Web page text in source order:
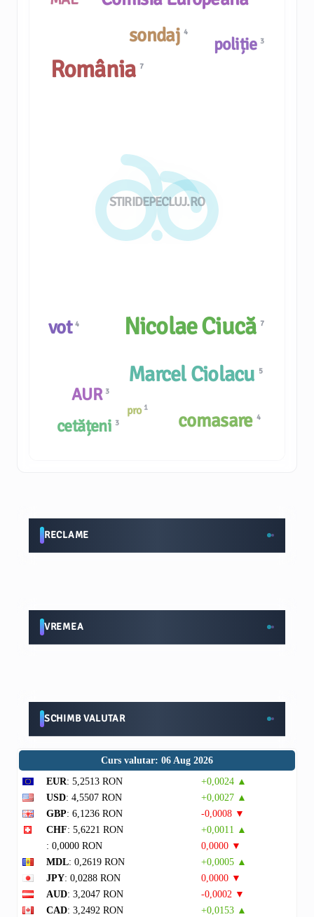
STIRIDEPECLUJ.RO
sondaj4
poliție 3
Nicolae Ciucă7
pro 1
România7
AUR 3
vot4
comasare 4
Marcel Ciolacu 5
cetățeni 3
RECLAME
VREMEA
SCHIMB VALUTAR
Curs valutar: 06 Aug 2026
EUR: 5,2513 RON
+0,0024 ▲
USD: 4,5507 RON
+0,0027 ▲
GBP: 6,1236 RON
-0,0008 ▼
CHF: 5,6221 RON
+0,0011 ▲
: 0,0000 RON
0,0000 ▼
MDL: 0,2619 RON
+0,0005 ▲
JPY: 0,0288 RON
0,0000 ▼
AUD: 3,2047 RON
-0,0002 ▼
CAD: 3,2492 RON
+0,0153 ▲